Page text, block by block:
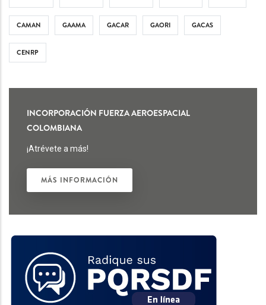
CAMAN GAAMA GACAR GAORI GACAS
CENRP
INCORPORACIÓN FUERZA AEROESPACIAL
COLOMBIANA
¡Atrévete a más!
MÁS INFORMACIÓN